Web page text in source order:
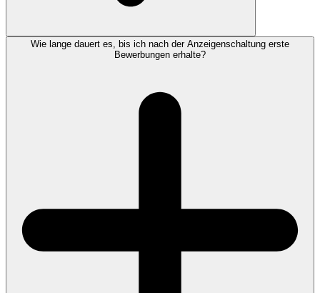
Wie lange dauert es, bis ich nach der Anzeigenschaltung erste
Bewerbungen erhalte?